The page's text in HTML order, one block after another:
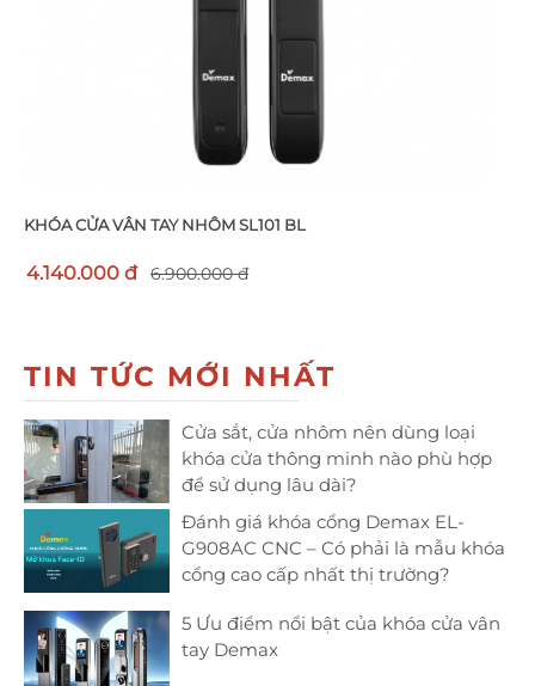
KHÓA CỬA VÂN TAY NHÔM SL101 BL
4.140.000 đ 6.900.000 đ
TIN TỨC MỚI NHẤT
Cửa sắt, cửa nhôm nên dùng loại
khóa cửa thông minh nào phù hợp
để sử dụng lâu dài?
Đánh giá khóa cổng Demax EL-
G908AC CNC – Có phải là mẫu khóa
cổng cao cấp nhất thị trường?
5 Ưu điểm nổi bật của khóa cửa vân
tay Demax